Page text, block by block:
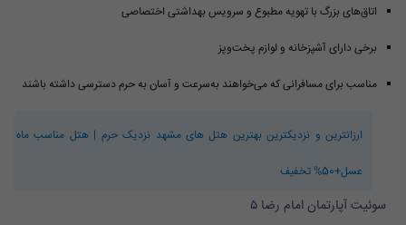
اتاق‌های بزرگ با تهویه مطبوع و سرویس بهداشتی اختصاصی
برخی دارای آشپزخانه و لوازم پخت‌وپز
مناسب برای مسافرانی که می‌خواهند به‌سرعت و آسان به حرم دسترسی داشته باشند
ارزانترین و نزدیکترین بهترین هتل های مشهد نزدیک حرم | هتل مناسب ماه
عسل+50% تخفیف
سوئیت آپارتمان امام رضا ۵